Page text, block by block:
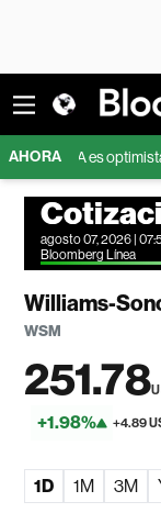
AHORAes optimista, pero
agosto 07, 2026 |
Bloomberg Línea
Williams-
WSM
251.78
+1.98% +4.89
1D 1M 3M